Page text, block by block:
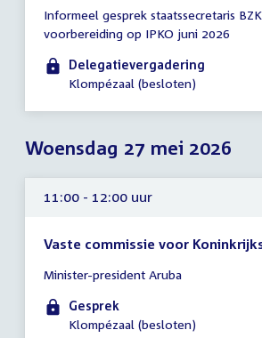
vergadering
17:15
18:00
Informeel gesprek staatssecretaris
voorbereiding op IPKO juni 2026
Delegatievergadering
Klompézaal (besloten)
Woensdag 27 mei 2026
11:00 - 12:00 uur
Vaste commissie voor
vergadering
11:00
-
Minister-president Aruba
Gesprek
Klompézaal (besloten)